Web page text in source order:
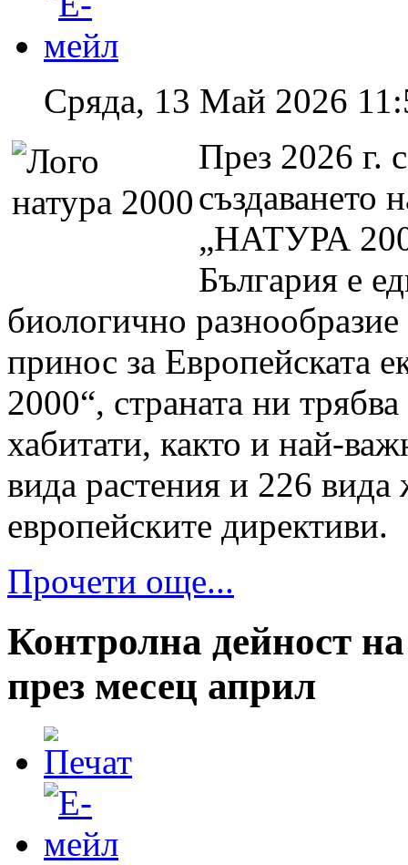
Сряда, 13 Май 2026
През 2026 г.
създаването
„НАТУРА
България е
биологично
принос за Европейската
2000“, страната ни
хабитати, както и най-
вида растения и 226
европейските директиви.
Прочети още...
Контролна дейност
през месец април